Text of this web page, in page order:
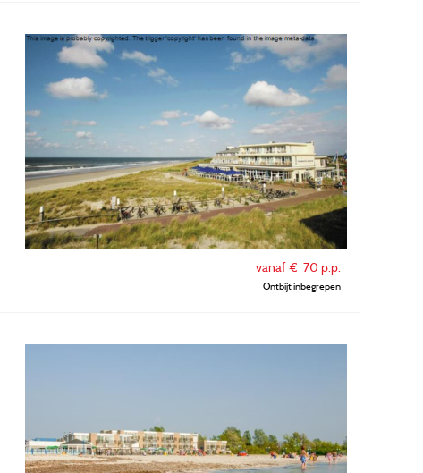
vanaf € 70 p.p.
Ontbijt inbegrepen